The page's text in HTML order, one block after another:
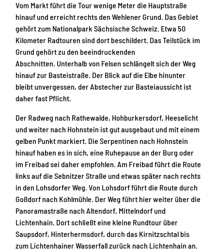
Vom Markt führt die Tour wenige Meter die Hauptstraße
hinauf und erreicht rechts den Wehlener Grund. Das Gebiet
gehört zum Nationalpark Sächsische Schweiz. Etwa 50
Kilometer Radtouren sind dort beschildert. Das Teilstück im
Grund gehört zu den beeindruckenden
Abschnitten. Unterhalb von Felsen schlängelt sich der Weg
hinauf zur Basteistraße. Der Blick auf die Elbe hinunter
bleibt unvergessen, der Abstecher zur Basteiaussicht ist
daher fast Pflicht.
Der Radweg nach Rathewalde, Hohburkersdorf, Heeselicht
und weiter nach Hohnstein ist gut ausgebaut und mit einem
gelben Punkt markiert. Die Serpentinen nach Hohnstein
hinauf haben es in sich, eine Ruhepause an der Burg oder
im Freibad sei daher empfohlen. Am Freibad führt die Route
links auf die Sebnitzer Straße und etwas später nach rechts
in den Lohsdorfer Weg. Von Lohsdorf führt die Route durch
Goßdorf nach Kohlmühle. Der Weg führt hier weiter über die
Panoramastraße nach Altendorf, Mittelndorf und
Lichtenhain. Dort schließt eine kleine Rundtour über
Saupsdorf, Hinterhermsdorf, durch das Kirnitzschtal bis
zum Lichtenhainer Wasserfall zurück nach Lichtenhain an.